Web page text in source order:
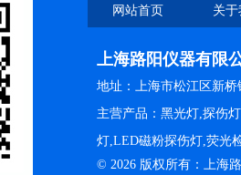
网站首页 关
上海路阳仪器有限
地址：上海市松江区新桥
主营产品：黑光灯,探伤
灯,LED磁粉探伤灯,荧光
© 2026 版权所有：上海